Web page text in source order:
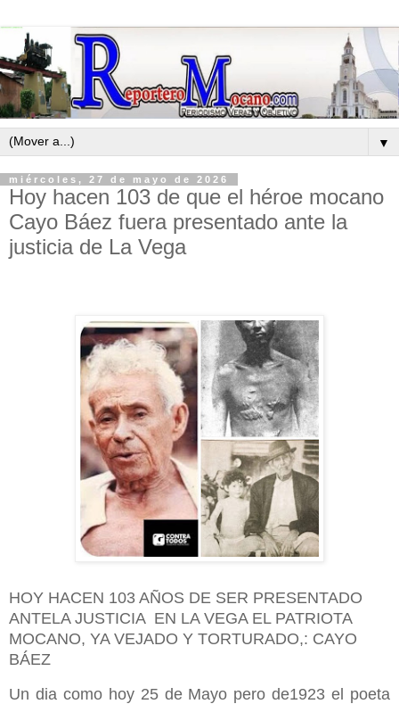
▼
miércoles, 27 de mayo de 2026
Hoy hacen 103 de que el héroe mocano
Cayo Báez fuera presentado ante la
justicia de La Vega
HOY HACEN 103 AÑOS DE SER PRESENTADO
ANTELA JUSTICIA EN LA VEGA EL PATRIOTA
MOCANO, YA VEJADO Y TORTURADO,: CAYO
BÁEZ
Un dia como hoy 25 de Mayo pero de1923 el poeta